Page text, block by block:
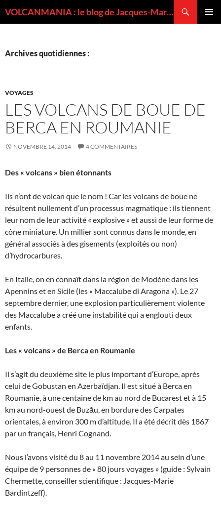
VOLCANMANIA : le blog de Jacques-Marie BARDINTZEFF, volcanologue
Archives quotidiennes :
VOYAGES
LES VOLCANS DE BOUE DE
BERCA EN ROUMANIE
NOVEMBRE 14, 2014 4 COMMENTAIRES
Des « volcans » bien étonnants
Ils n’ont de volcan que le nom ! Car les volcans de boue ne
résultent nullement d’un processus magmatique : ils tiennent
leur nom de leur activité « explosive » et aussi de leur forme de
cône miniature. Un millier sont connus dans le monde, en
général associés à des gisements (exploités ou non)
d’hydrocarbures.
En Italie, on en connaît dans la région de Modène dans les
Apennins et en Sicile (les « Maccalube di Aragona »). Le 27
septembre dernier, une explosion particulièrement violente
des Maccalube a créé une instabilité qui a englouti deux
enfants.
Les « volcans » de Berca en Roumanie
Il s’agit du deuxième site le plus important d’Europe, après
celui de Gobustan en Azerbaïdjan. Il est situé à Berca en
Roumanie, à une centaine de km au nord de Bucarest et à 15
km au nord-ouest de Buzău, en bordure des Carpates
orientales, à environ 300 m d’altitude. Il a été décrit dès 1867
par un français, Henri Cognand.
Nous l’avons visité du 8 au 11 novembre 2014 au sein d’une
équipe de 9 personnes de « 80 jours voyages » (guide : Sylvain
Chermette, conseiller scientifique : Jacques-Marie
Bardintzeff).